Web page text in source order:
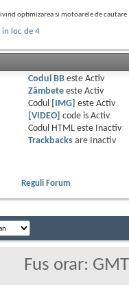
optimizarea si motoarele de cautare
loc de 4
Codul BBeste Activ
Zâmbeteeste Activ
Codul
[IMG] este Activ
[VIDEO]
code is Activ
Codul HTML este
Inactiv
Trackbacksare
Inactiv
Reguli Forum
Fus orar: